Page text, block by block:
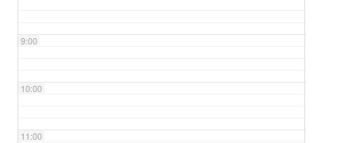
9:00
10:00
11:00